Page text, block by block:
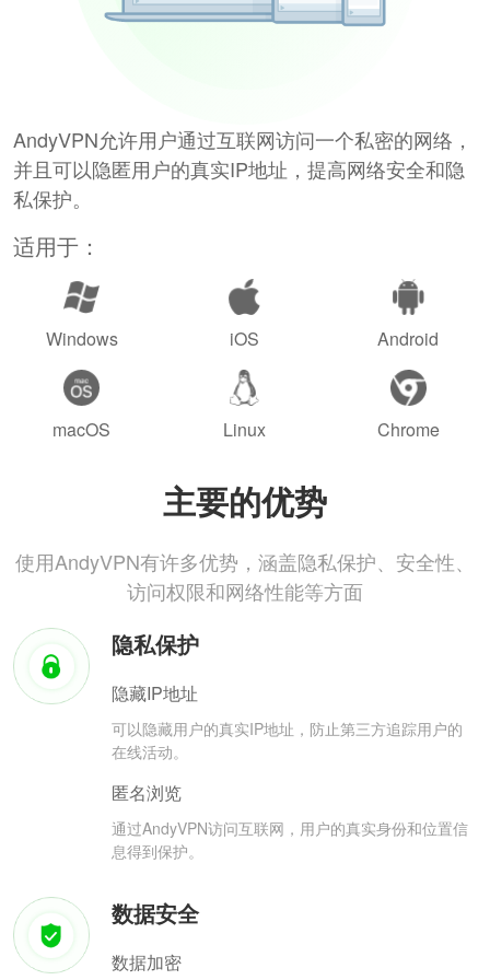
AndyVPN允许用户通过互联网访问一个私密的网络，
并且可以隐匿用户的真实IP地址，提高网络安全和隐
私保护。
适用于：
Windows iOS Android
macOS Linux Chrome
主要的优势
使用AndyVPN有许多优势，涵盖隐私保护、安全性、
访问权限和网络性能等方面
隐私保护
隐藏IP地址
可以隐藏用户的真实IP地址，防止第三方追踪用户的
在线活动。
匿名浏览
通过AndyVPN访问互联网，用户的真实身份和位置信
息得到保护。
数据安全
数据加密